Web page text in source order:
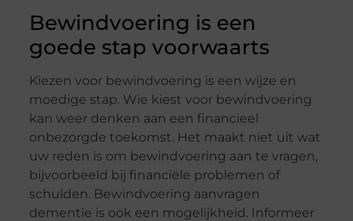
Bewindvoering is een
goede stap voorwaarts
Kiezen voor bewindvoering is een wijze en
moedige stap. Wie kiest voor bewindvoering
kan weer denken aan een financieel
onbezorgde toekomst. Het maakt niet uit wat
uw reden is om bewindvoering aan te vragen,
bijvoorbeeld bij financiële problemen of
schulden. Bewindvoering aanvragen
dementie is ook een mogelijkheid. Informeer